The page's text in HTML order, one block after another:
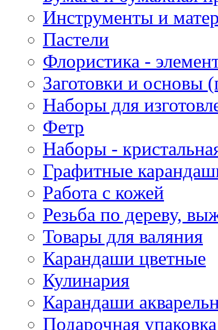
Инструменты и
Пастели
Флористика -
Заготовки и основы
Наборы для
Фетр
Наборы -
Графитные
Работа с кожей
Резьба по дереву,
Товары для валяния
Карандаши цветные
Кулинария
Карандаши
Подарочная упаковка